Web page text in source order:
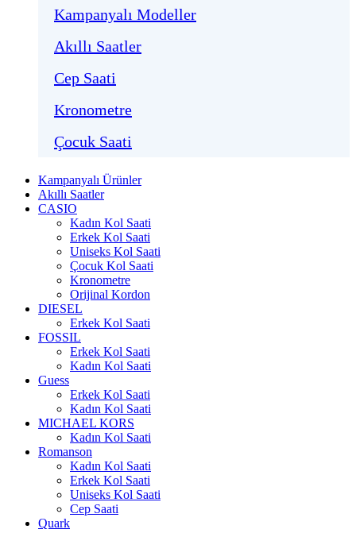
Kampanyalı Modeller
Akıllı Saatler
Cep Saati
Kronometre
Çocuk Saati
Kampanyalı Ürünler
Akıllı Saatler
CASIO
Kadın Kol Saati
Erkek Kol Saati
Uniseks Kol Saati
Çocuk Kol Saati
Kronometre
Orijinal Kordon
DIESEL
Erkek Kol Saati
FOSSIL
Erkek Kol Saati
Kadın Kol Saati
Guess
Erkek Kol Saati
Kadın Kol Saati
MICHAEL KORS
Kadın Kol Saati
Romanson
Kadın Kol Saati
Erkek Kol Saati
Uniseks Kol Saati
Cep Saati
Quark